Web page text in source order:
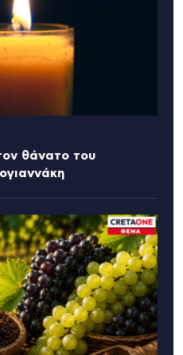
θάνατο του